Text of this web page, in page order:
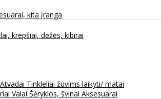
kita įranga
krepšiai, dėžės, kibirai
Tinkleliai žuvims laikyti/ matai
Valai Šėryklos, švinai Aksesuarai